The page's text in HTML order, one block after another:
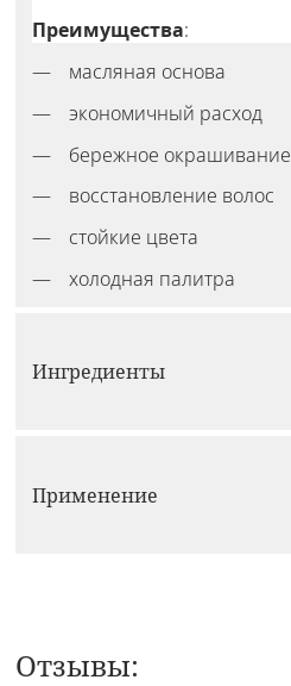
Преимущества:
масляная основа
экономичный расход
бережное окрашивание
восстановление волос
стойкие цвета
холодная палитра
Ингредиенты
Применение
Отзывы: